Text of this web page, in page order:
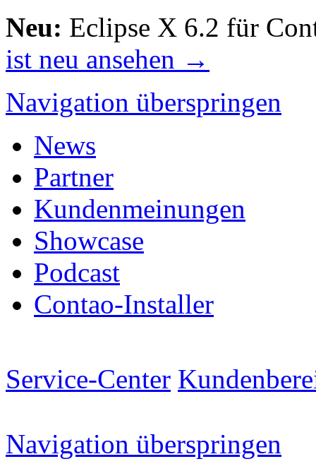
Neu: Eclipse X 6.2 für
ist neu ansehen →
Navigation überspringen
News
Partner
Kundenmeinungen
Showcase
Podcast
Contao-Installer
Service-Center
Navigation überspringen